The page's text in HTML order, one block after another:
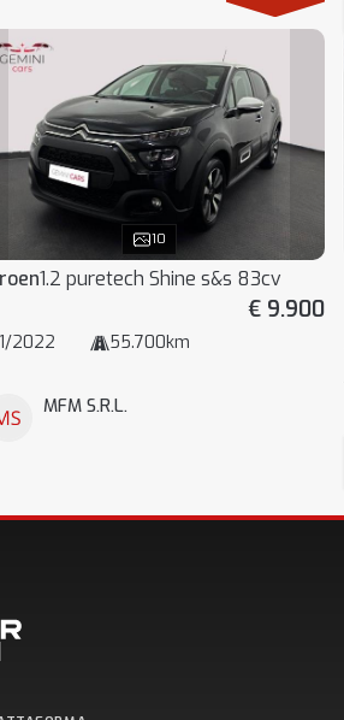
Loading...
Loading...
10
1.2 puretech Shine s&s 83cv
€ 9.900
2022 55.700km
MFM S.R.L.